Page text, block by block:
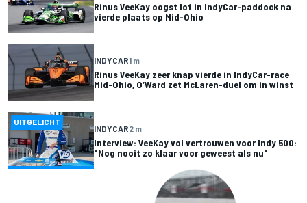
Rinus VeeKay oogst lof in IndyCar-paddock na
vierde plaats op Mid-Ohio
INDYCAR1 m
Rinus VeeKay zeer knap vierde in IndyCar-race
Mid-Ohio, O’Ward zet McLaren-duel om in winst
UITGELICHT
INDYCAR2 m
Interview: VeeKay vol vertrouwen voor Indy 500:
"Nog nooit zo klaar voor geweest als nu"